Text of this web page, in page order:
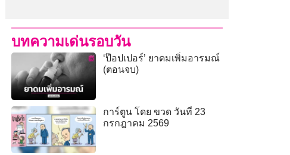
บทความเด่นรอบวัน
‘ป๊อปเปอร์’ ยาดมเพิ่มอารมณ์
(ตอนจบ)
การ์ตูน โดย ขวด วันที่ 23
กรกฎาคม 2569